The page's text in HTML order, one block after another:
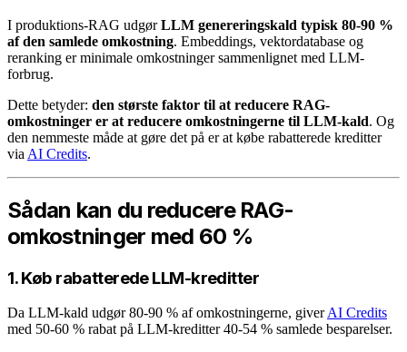
I produktions-RAG udgørLLM genereringskald typisk 80-90 %
af den samlede omkostning. Embeddings, vektordatabase og
reranking er minimale omkostninger sammenlignet med LLM-
forbrug.
Dette betyder: den største faktor til at reducere RAG-
omkostninger er at reducere omkostningerne til LLM-kald. Og
den nemmeste måde at gøre det på er at købe rabatterede kreditter
via AI Credits.
Sådan kan du reducere RAG-
omkostninger med 60 %
1. Køb rabatterede LLM-kreditter
Da LLM-kald udgør 80-90 % af omkostningerne, giverAI Credits
med 50-60 % rabat på LLM-kreditter 40-54 % samlede besparelser.